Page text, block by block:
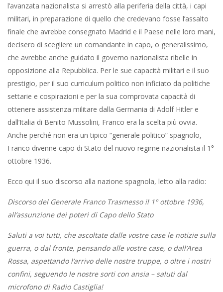
l’avanzata nazionalista si arrestò alla periferia della città, i capi
militari, in preparazione di quello che credevano fosse l’assalto
finale che avrebbe consegnato Madrid e il Paese nelle loro mani,
decisero di scegliere un comandante in capo, o generalissimo,
che avrebbe anche guidato il governo nazionalista ribelle in
opposizione alla Repubblica. Per le sue capacità militari e il suo
prestigio, per il suo curriculum politico non inficiato da politiche
settarie e cospirazioni e per la sua comprovata capacità di
ottenere assistenza militare dalla Germania di Adolf Hitler e
dall’Italia di Benito Mussolini, Franco era la scelta più ovvia.
Anche perché non era un tipico “generale politico” spagnolo,
Franco divenne capo di Stato del nuovo regime nazionalista il 1°
ottobre 1936.
Ecco qui il suo discorso alla nazione spagnola, letto alla radio:
Discorso del Generale Franco Trasmesso il 1° ottobre 1936,
all’assunzione dei poteri di Capo dello Stato
Saluti a voi tutti, che ascoltate dalle vostre case le notizie sulla
guerra, o dal fronte, pensando alle vostre case, o dall’Area
Rossa, aspettando l’arrivo delle nostre truppe, o oltre i nostri
confini, seguendo le nostre sorti con ansia – saluti dal
microfono di Radio Castiglia!